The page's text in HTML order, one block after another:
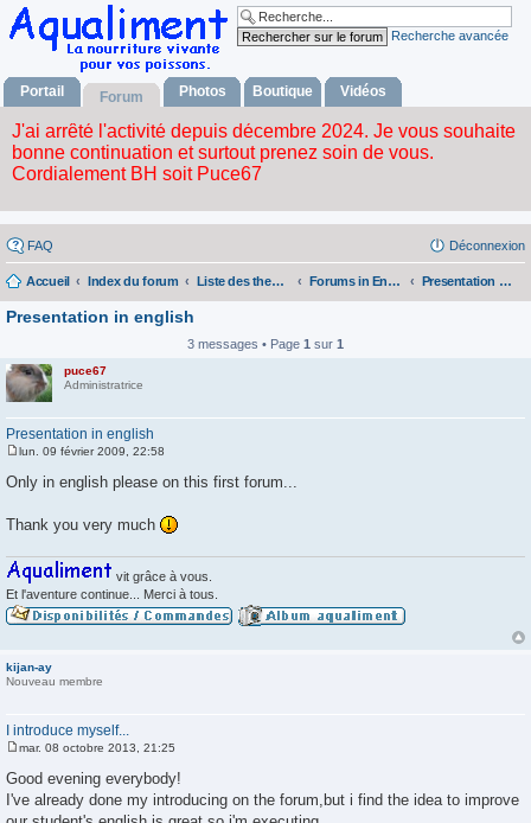
Recherche avancée
Portail Forum Photos Boutique Vidéos
FAQ Déconnexion
Accueil Index du forum Liste des themes Forums in English - Forums en anglais Presentation of the members in English
Presentation in english
3 messages • Page 1 sur 1
puce67
Administratrice
Presentation in english
s
g
lun. 09 février 2009, 22:58
Only in english please on this first forum...
Thank you very much
vit grâce à vous.
Et l'aventure continue... Merci à tous.
kijan-ay
Nouveau membre
I introduce myself...
s
s
mar. 08 octobre 2013, 21:25
Good evening everybody!
I've already done my introducing on the forum,but i find the idea to improve